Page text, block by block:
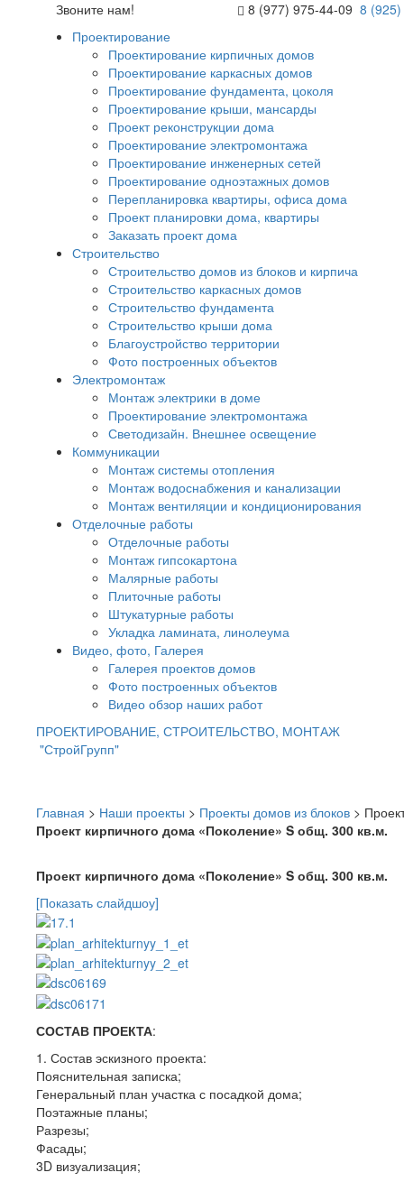
Звоните нам! 8 (977) 975-44-09 8
Проектирование
Проектирование кирпичных домов
Проектирование каркасных домов
Проектирование фундамента, цоколя
Проектирование крыши, мансарды
Проект реконструкции дома
Проектирование электромонтажа
Проектирование инженерных сетей
Проектирование одноэтажных домов
Перепланировка квартиры, офиса дома
Проект планировки дома, квартиры
Заказать проект дома
Строительство
Строительство домов из блоков и кирпича
Строительство каркасных домов
Строительство фундамента
Строительство крыши дома
Благоустройство территории
Фото построенных объектов
Электромонтаж
Монтаж электрики в доме
Проектирование электромонтажа
Светодизайн. Внешнее освещение
Коммуникации
Монтаж системы отопления
Монтаж водоснабжения и канализации
Монтаж вентиляции и кондиционирования
Отделочные работы
Отделочные работы
Монтаж гипсокартона
Малярные работы
Плиточные работы
Штукатурные работы
Укладка ламината, линолеума
Видео, фото, Галерея
Галерея проектов домов
Фото построенных объектов
Видео обзор наших работ
ПРОЕКТИРОВАНИЕ, СТРОИТЕЛЬСТВО, МОНТАЖ
"СтройГрупп"
Главная > Наши проекты > Проекты домов из блоков >
Проект кирпичного дома «Поколение» S общ. 300 кв.м.
Проект кирпичного дома «Поколение» S общ. 300 кв.м.
[Показать слайдшоу]
СОСТАВ ПРОЕКТА:
1. Состав эскизного проекта:
Пояснительная записка;
Генеральный план участка с посадкой дома;
Поэтажные планы;
Разрезы;
Фасады;
3D визуализация;